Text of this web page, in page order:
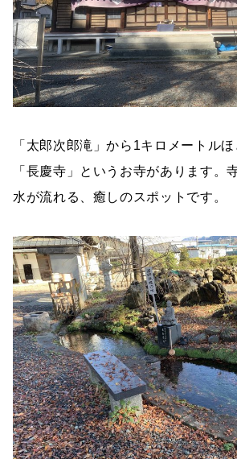
「太郎次郎滝」から1キロメートルほ
「長慶寺」というお寺があります。
水が流れる、癒しのスポットです。